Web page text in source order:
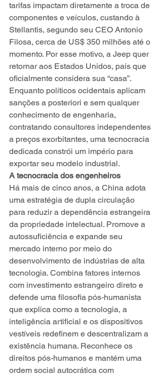
tarifas impactam diretamente a troca de
componentes e veículos, custando à
Stellantis, segundo seu CEO Antonio
Filosa, cerca de US$ 350 milhões até o
momento. Por esse motivo, a Jeep quer
retornar aos Estados Unidos, país que
oficialmente considera sua “casa”.
Enquanto políticos ocidentais aplicam
sanções a posteriori e sem qualquer
conhecimento de engenharia,
contratando consultores independentes
a preços exorbitantes, uma tecnocracia
dedicada constrói um império para
exportar seu modelo industrial.
A tecnocracia dos engenheiros
Há mais de cinco anos, a China adota
uma estratégia de dupla circulação
para reduzir a dependência estrangeira
da propriedade intelectual. Promove a
autossuficiência e expande seu
mercado interno por meio do
desenvolvimento de indústrias de alta
tecnologia. Combina fatores internos
com investimento estrangeiro direto e
defende uma filosofia pós-humanista
que explica como a tecnologia, a
inteligência artificial e os dispositivos
vestíveis redefinem e descentralizam a
existência humana. Reconhece os
direitos pós-humanos e mantém uma
ordem social autocrática com